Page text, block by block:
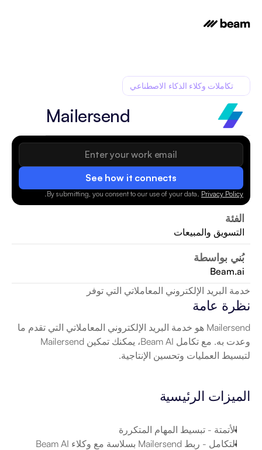
See how it connects
By submitting, you consent to our use of your data. Privacy Policy
.
الفئة
التسويق والمبيعات
بُني بواسطة
Beam.ai
تكاملات وكلاء الذكاء الاصطناعي
Mailersend
خدمة البريد الإلكتروني المعاملاتي التي توفر
نظرة عامة
لتبسيط العمليات وتحسين الإنتاجية.
الميزات الرئيسية
الأتمتة - تبسيط المهام المتكررة
التكامل - ربط Mailersend بسلاسة مع وكلاء Beam AI